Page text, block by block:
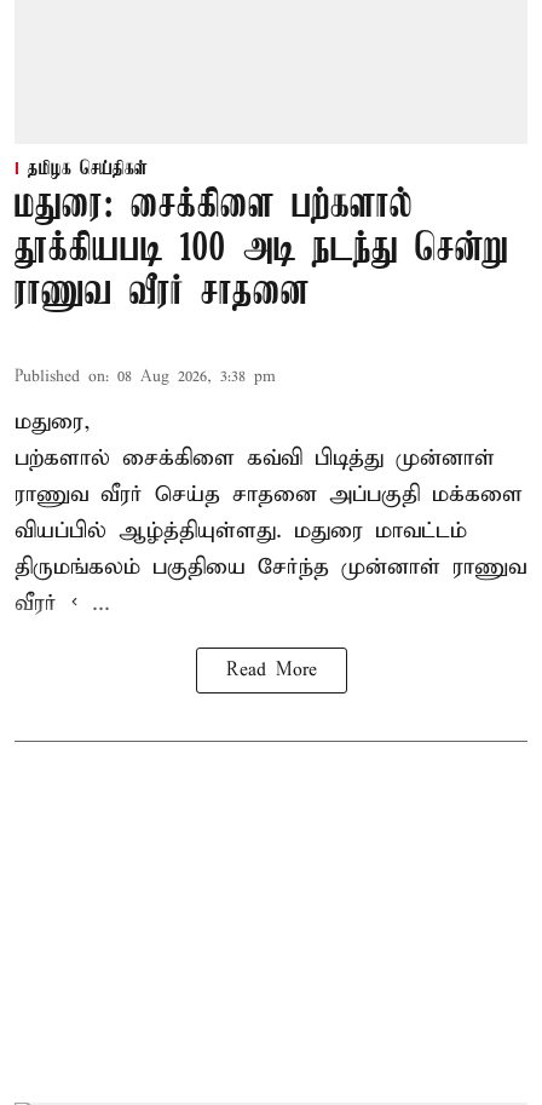
தமிழக செய்திகள்
மதுரை: சைக்கிளை பற்களால்
தூக்கியபடி 100 அடி நடந்து சென்று
ராணுவ வீரர் சாதனை
Published on: 08 Aug 2026, 3:38 pm
மதுரை,
பற்களால் சைக்கிளை கவ்வி பிடித்து முன்னாள்
ராணுவ வீரர் செய்த சாதனை அப்பகுதி மக்களை
வியப்பில் ஆழ்த்தியுள்ளது. மதுரை மாவட்டம்
திருமங்கலம் பகுதியை சேர்ந்த முன்னாள் ராணுவ
வீரர் < ...
Read More